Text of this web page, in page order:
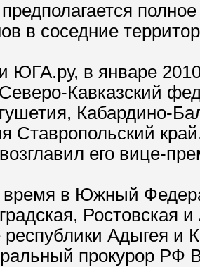
предполагается
в соседние
ЮГА.ру, в январе
Кавказский
Кабардино-
Ставропольский
его вице-
в Южный
Ростовская
республики Адыгея
прокурор РФ